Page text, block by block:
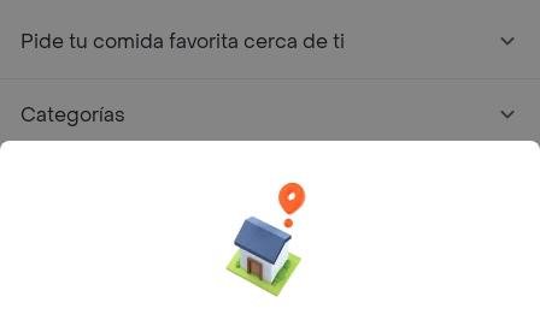
Pide tu comida favorita cerca de ti
Categorías